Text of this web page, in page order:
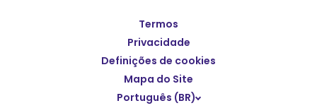
Termos
Privacidade
Definições de cookies
Mapa do Site
Português (BR)
English
Español
Deutsch
繁體中文